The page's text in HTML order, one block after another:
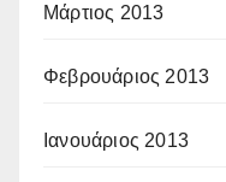
Μάρτιος 2013
Φεβρουάριος 2013
Ιανουάριος 2013